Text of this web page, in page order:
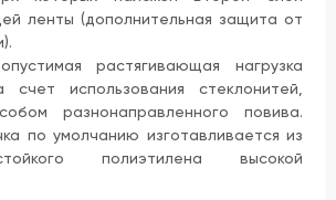
ленты (дополнительная защита от
растягивающая нагрузка
счет использования стеклонитей,
разнонаправленного повива.
по умолчанию изготавливается из
полиэтилена высокой